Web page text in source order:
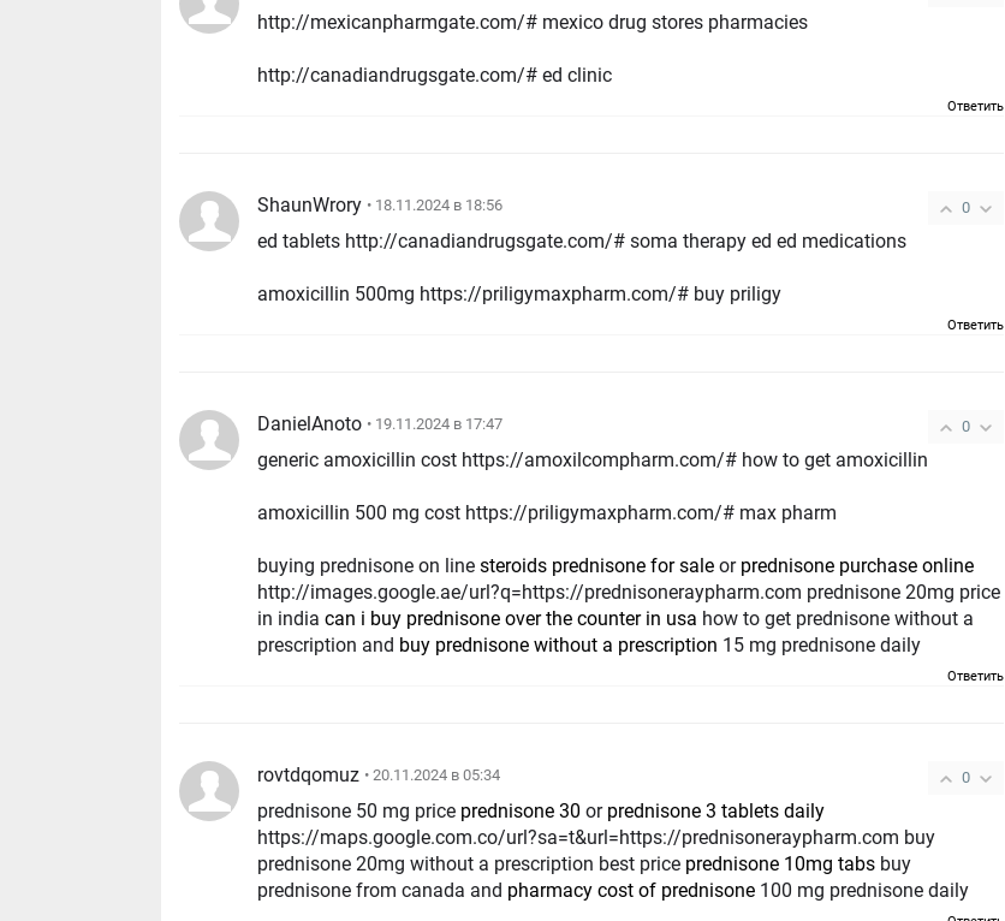
http://mexicanpharmgate.com/# mexico drug stores pharmacies
http://canadiandrugsgate.com/# ed clinic
Ответить
0
ShaunWrory • 18.11.2024 в 18:56
ed tablets http://canadiandrugsgate.com/# soma therapy ed ed medications
amoxicillin 500mg https://priligymaxpharm.com/# buy priligy
Ответить
0
DanielAnoto • 19.11.2024 в 17:47
generic amoxicillin cost https://amoxilcompharm.com/# how to get amoxicillin
amoxicillin 500 mg cost https://priligymaxpharm.com/# max pharm
buying prednisone on linesteroids prednisone for sale or prednisone purchase online
http://images.google.ae/url?q=https://prednisoneraypharm.com prednisone 20mg price
in indiacan i buy prednisone over the counter in usa how to get prednisone without a
prescription and buy prednisone without a prescription 15 mg prednisone daily
Ответить
0
rovtdqomuz • 20.11.2024 в 05:34
prednisone 50 mg price prednisone 30 or prednisone 3 tablets daily
https://maps.google.com.co/url?sa=t&url=https://prednisoneraypharm.com buy
prednisone 20mg without a prescription best price prednisone 10mg tabs buy
prednisone from canada and pharmacy cost of prednisone 100 mg prednisone daily